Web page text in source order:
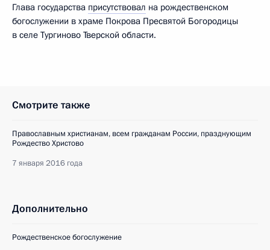
Глава государства присутствовал на рождественском
богослужении в храме Покрова Пресвятой Богородицы
в селе Тургиново Тверской области.
Смотрите также
Православным христианам, всем гражданам России, празднующим
Рождество Христово
7 января 2016 года
Дополнительно
Рождественское богослужение